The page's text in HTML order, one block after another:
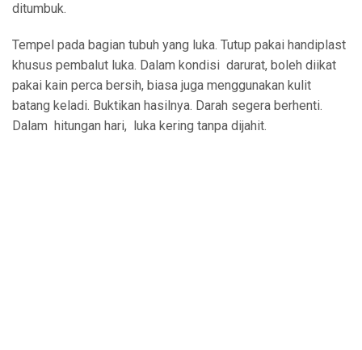
ditumbuk.
Tempel pada bagian tubuh yang luka. Tutup pakai handiplast
khusus pembalut luka. Dalam kondisi darurat, boleh diikat
pakai kain perca bersih, biasa juga menggunakan kulit
batang keladi. Buktikan hasilnya. Darah segera berhenti.
Dalam hitungan hari, luka kering tanpa dijahit.